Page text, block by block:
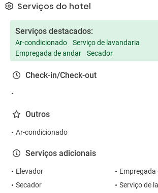
Serviços do hotel
Serviços destacados:
Ar-condicionado
Serviço de lavandaria
Empregada de andar
Secador
Check-in/Check-out
Outros
Ar-condicionado
Serviços adicionais
Elevador
Empregada
Secador
Serviço de